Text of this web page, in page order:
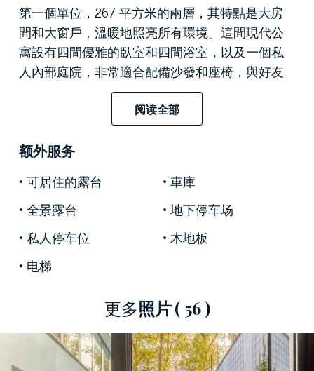
第一個單位，267 平方米的兩層，其特點是大房
間和大窗戶，溫暖地照亮所有環境。這間現代公
寓設有四間優雅的臥室和四間浴室，以及一個私
人內部庭院，非常適合配備沙發和座椅，與好友
共度愉快時光。露台可俯瞰美妙的波波里花園，
是您在舒適的家中充分享受迷人景色的理想場
第二套也是兩層，面積約150平方米，包括三間舒
適的臥室和三間浴室，以及寬敞的起居區和兩個
華麗的內部庭院。
最後一個單元占地107平方米，包括兩間臥室和兩
間浴室，一個美麗的起居區和一個私人內部庭
院。
這些迷人的待售公寓配有內部電梯，交通便利，
每一個細節都精雕細琢，配有精美的深色橡木地
板、設計優雅的固定裝置、空調系統和所有房間
均配備家庭自動化設備。
阅读全部
额外服务
可居住的露台
車庫
全景露台
地下停车场
私人停车位
木地板
电梯
更多照片( 56 )